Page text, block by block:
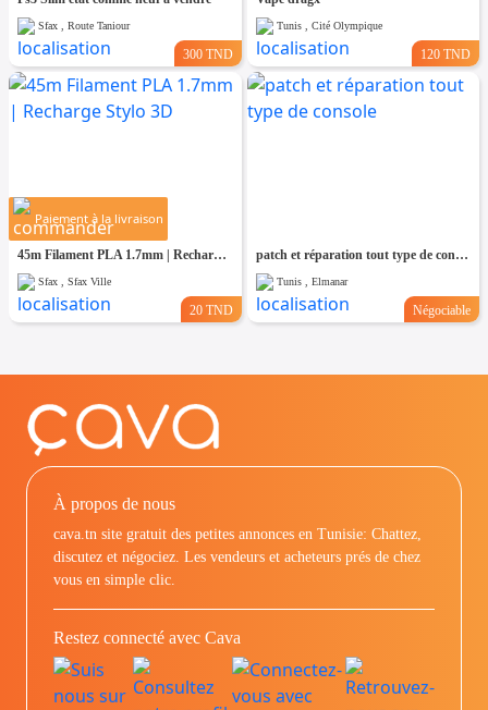
Sfax , Route Taniour
300 TND
Tunis , Cité Olympique
120 TND
Paiement à la livraison
45m Filament PLA 1.7mm | Recharge Stylo 3D
Sfax , Sfax Ville
20 TND
patch et réparation tout type de console
Tunis , Elmanar
Négociable
À propos de nous
cava.tn site gratuit des petites annonces en Tunisie: Chattez,
discutez et négociez. Les vendeurs et acheteurs prés de chez
vous en simple clic.
Restez connecté avec Cava